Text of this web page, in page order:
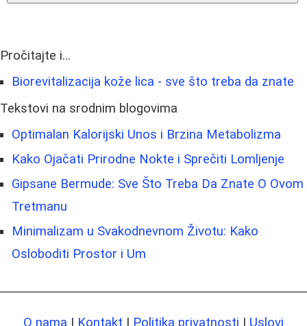
Pročitajte i...
Biorevitalizacija kože lica - sve što treba da znate
Tekstovi na srodnim blogovima
Optimalan Kalorijski Unos i Brzina Metabolizma
Kako Ojačati Prirodne Nokte i Sprečiti Lomljenje
Gipsane Bermude: Sve Što Treba Da Znate O Ovom
Tretmanu
Minimalizam u Svakodnevnom Životu: Kako
Osloboditi Prostor i Um
O nama | Kontakt | Politika privatnosti | Uslovi